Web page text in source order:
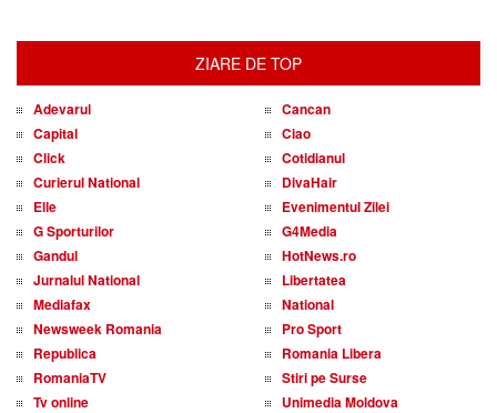
ZIARE DE TOP
Adevarul
Cancan
Capital
Ciao
Click
Cotidianul
Curierul National
DivaHair
Elle
Evenimentul Zilei
G Sporturilor
G4Media
Gandul
HotNews.ro
Jurnalul National
Libertatea
Mediafax
National
Newsweek Romania
Pro Sport
Republica
Romania Libera
RomaniaTV
Stiri pe Surse
Tv online
Unimedia Moldova